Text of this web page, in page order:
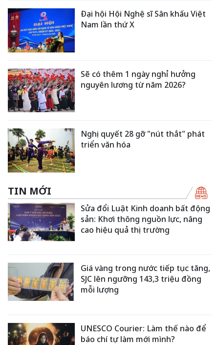
Đại hội Hội Nghệ sĩ Sân khấu Việt
Nam lần thứ X
Sẽ có thêm 1 ngày nghỉ hưởng
nguyên lương từ năm 2026?
Nghị quyết 28 gỡ "nút thắt" phát
triển văn hóa
TIN MỚI
Sửa đổi Luật Kinh doanh bất động
sản: Khơi thông nguồn lực, nâng
cao hiệu quả thị trường
Giá vàng trong nước tiếp tục tăng,
SJC lên ngưỡng 143,3 triệu đồng
mỗi lượng
UNESCO Courier: Làm thế nào để
báo chí tự làm mới mình?